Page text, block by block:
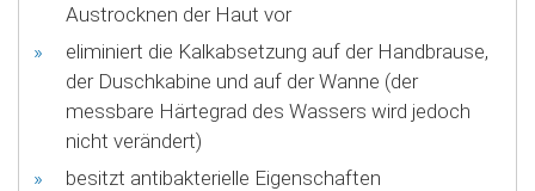
Austrocknen der Haut vor
eliminiert die Kalkabsetzung auf der Handbrause,
der Duschkabine und auf der Wanne (der
messbare Härtegrad des Wassers wird jedoch
nicht verändert)
besitzt antibakterielle Eigenschaften